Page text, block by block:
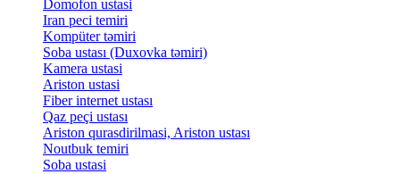
Domofon ustasi
Iran peci temiri
Kompüter təmiri
Soba ustası (Duxovka təmiri)
Kamera ustasi
Ariston ustasi
Fiber internet ustası
Qaz peçi ustası
Ariston qurasdirilmasi, Ariston ustası
Noutbuk temiri
Soba ustasi